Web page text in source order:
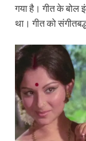
गया है। गीत के बोल
था। गीत को